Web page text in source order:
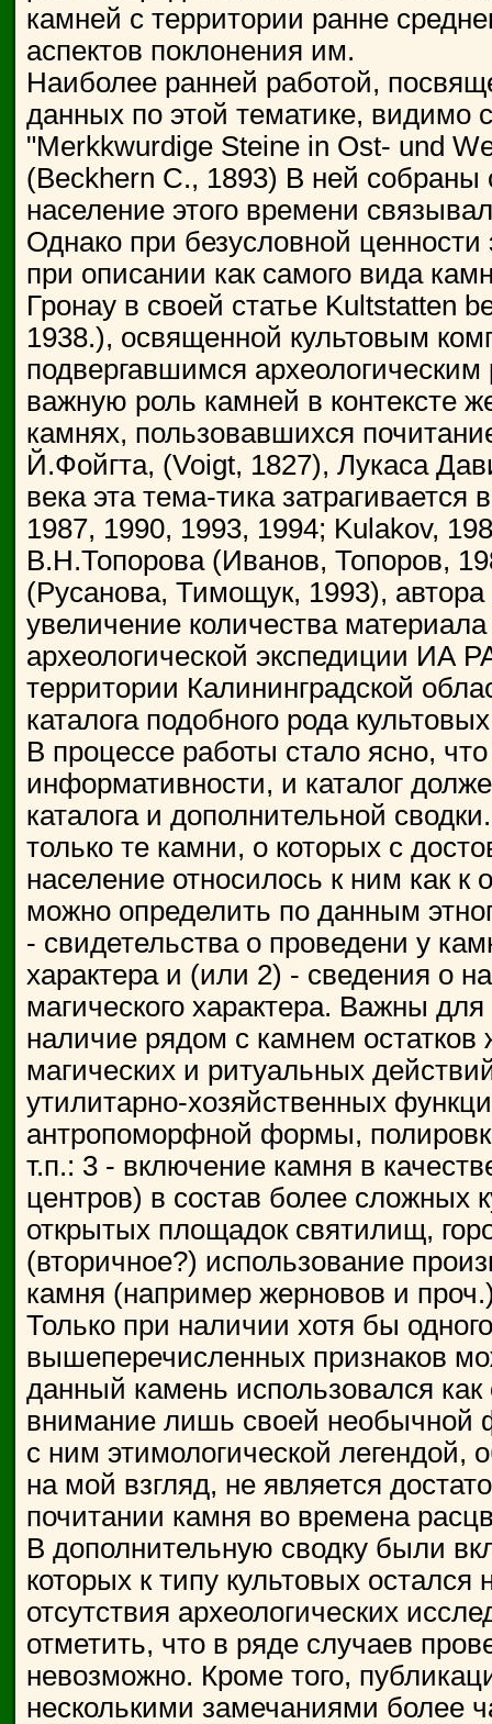
камней с территории ранне
аспектов поклонения им.
Наиболее ранней работой,
данных по этой тематике, видимо
"Merkkwurdige Steine in Ost- und
(Beckhern С., 1893) В ней собраны
население этого времени
Однако при безусловной ценности
при описании как самого вида
Гронау в своей статье Kultstatten
1938.), освященной культовым
подвергавшимся
важную роль камней в контексте
камнях, пользовавшихся
Й.Фойгта, (Voigt, 1827), Лукаса
века эта тема-тика
1987, 1990, 1993, 1994; Kulakov,
В.Н.Топорова (Иванов, Топоров,
(Русанова, Тимощук, 1993), автора
увеличение количества
археологической экспедиции ИА
территории Калининградской
каталога подобного рода
В процессе работы стало ясно,
информативности, и каталог
каталога и дополнительной
только те камни, о которых с
население относилось к ним как
можно определить по данным
- свидетельства о проведени у
характера и (или 2) - сведения о
магического характера. Важны
наличие рядом с камнем
магических и ритуальных
утилитарно-хозяйственных
антропоморфной формы,
т.п.: 3 - включение камня в
центров) в состав более сложных
открытых площадок святилищ,
(вторичное?) использование
камня (например жерновов и
Только при наличии хотя бы
вышеперечисленных признаков
данный камень использовался
внимание лишь своей необычной
с ним этимологической легендой,
на мой взгляд, не является
почитании камня во времена
В дополнительную сводку были
которых к типу культовых
отсутствия археологических
отметить, что в ряде случаев
невозможно. Кроме того,
несколькими замечаниями более